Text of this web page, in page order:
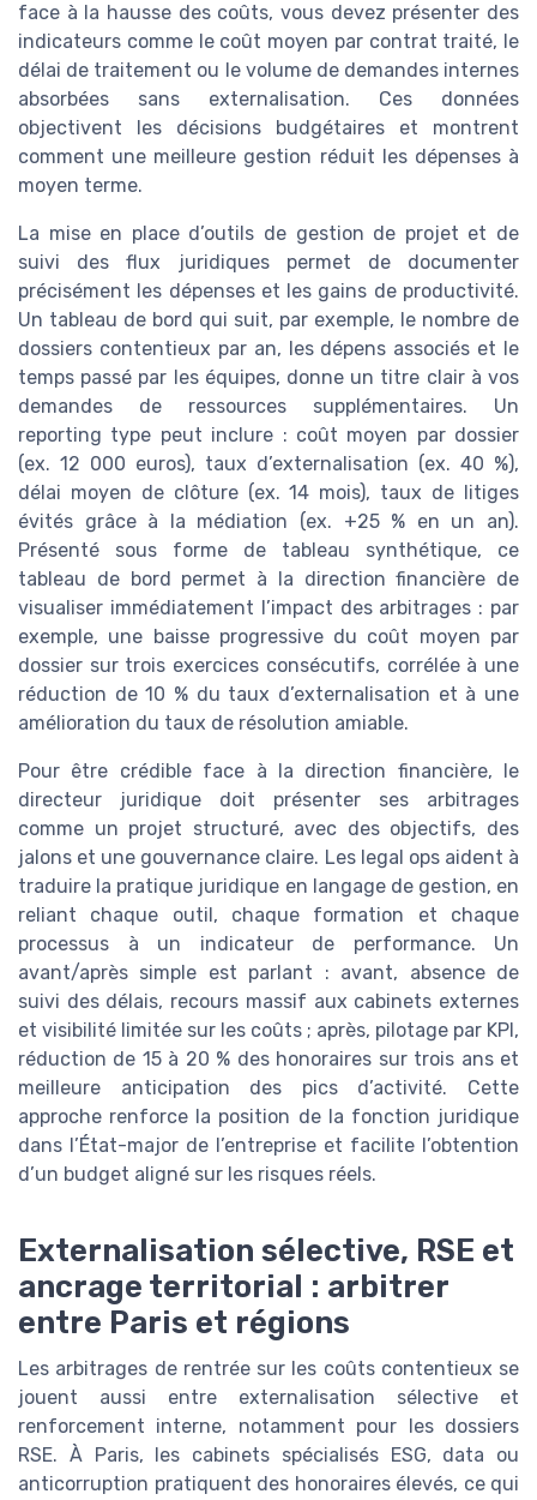
face à la hausse des coûts, vous devez présenter des
indicateurs comme le coût moyen par contrat traité, le
délai de traitement ou le volume de demandes internes
absorbées sans externalisation. Ces données
objectivent les décisions budgétaires et montrent
comment une meilleure gestion réduit les dépenses à
moyen terme.
La mise en place d’outils de gestion de projet et de
suivi des flux juridiques permet de documenter
précisément les dépenses et les gains de productivité.
Un tableau de bord qui suit, par exemple, le nombre de
dossiers contentieux par an, les dépens associés et le
temps passé par les équipes, donne un titre clair à vos
demandes de ressources supplémentaires. Un
reporting type peut inclure : coût moyen par dossier
(ex. 12 000 euros), taux d’externalisation (ex. 40 %),
délai moyen de clôture (ex. 14 mois), taux de litiges
évités grâce à la médiation (ex. +25 % en un an).
Présenté sous forme de tableau synthétique, ce
tableau de bord permet à la direction financière de
visualiser immédiatement l’impact des arbitrages : par
exemple, une baisse progressive du coût moyen par
dossier sur trois exercices consécutifs, corrélée à une
réduction de 10 % du taux d’externalisation et à une
amélioration du taux de résolution amiable.
Pour être crédible face à la direction financière, le
directeur juridique doit présenter ses arbitrages
comme un projet structuré, avec des objectifs, des
jalons et une gouvernance claire. Les legal ops aident à
traduire la pratique juridique en langage de gestion, en
reliant chaque outil, chaque formation et chaque
processus à un indicateur de performance. Un
avant/après simple est parlant : avant, absence de
suivi des délais, recours massif aux cabinets externes
et visibilité limitée sur les coûts ; après, pilotage par KPI,
réduction de 15 à 20 % des honoraires sur trois ans et
meilleure anticipation des pics d’activité. Cette
approche renforce la position de la fonction juridique
dans l’État-major de l’entreprise et facilite l’obtention
d’un budget aligné sur les risques réels.
Externalisation sélective, RSE et
ancrage territorial : arbitrer
entre Paris et régions
Les arbitrages de rentrée sur les coûts contentieux se
jouent aussi entre externalisation sélective et
renforcement interne, notamment pour les dossiers
RSE. À Paris, les cabinets spécialisés ESG, data ou
anticorruption pratiquent des honoraires élevés, ce qui